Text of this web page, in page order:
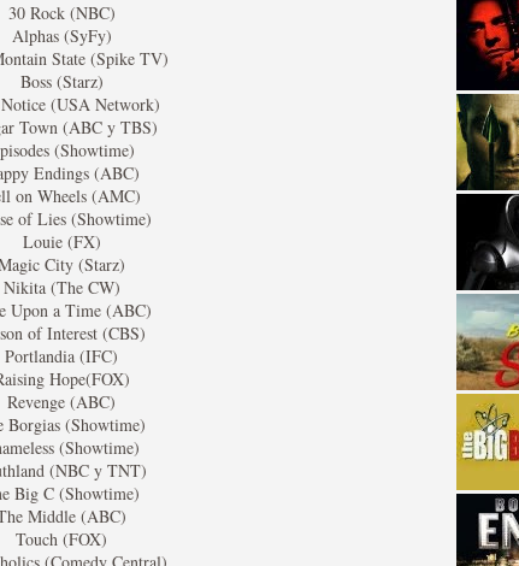
de cine y
están en peligro de
30 Rock (NBC)
Alphas (SyFy)
State (Spike TV)
Boss (Starz)
(USA Network)
Town (ABC y TBS)
(Showtime)
Endings (ABC)
on Wheels (AMC)
of Lies (Showtime)
Louie (FX)
City (Starz)
Nikita (The CW)
Upon a Time (ABC)
of Interest (CBS)
Portlandia (IFC)
Hope(FOX)
Revenge (ABC)
Borgias (Showtime)
(Showtime)
(NBC y TNT)
Big C (Showtime)
Middle (ABC)
Touch (FOX)